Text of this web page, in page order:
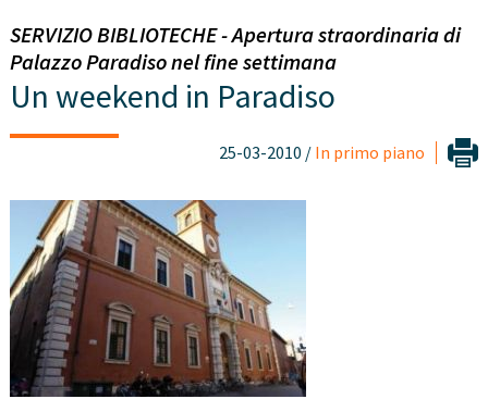
SERVIZIO BIBLIOTECHE - Apertura straordinaria di
Palazzo Paradiso nel fine settimana
Un weekend in Paradiso
25-03-2010 / In primo piano